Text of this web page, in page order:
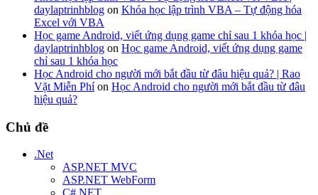
daylaptrinhblog on Khóa học lập trình VBA – Tự động hóa
Excel với VBA
Học game Android, viết ứng dụng game chỉ sau 1 khóa học |
daylaptrinhblog on Học game Android, viết ứng dụng game
chỉ sau 1 khóa học
Học Android cho người mới bắt đầu từ đâu hiệu quả? | Rao
Vặt Miễn Phíon Học Android cho người mới bắt đầu từ đâu
hiệu quả?
Chủ đề
.Net
ASP.NET MVC
ASP.NET WebForm